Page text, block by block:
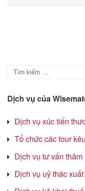
Dịch vụ của
Dịch vụ xúc tiến
Tổ chức các tour
Dịch vụ tư vấn
Dịch vụ uỷ thác